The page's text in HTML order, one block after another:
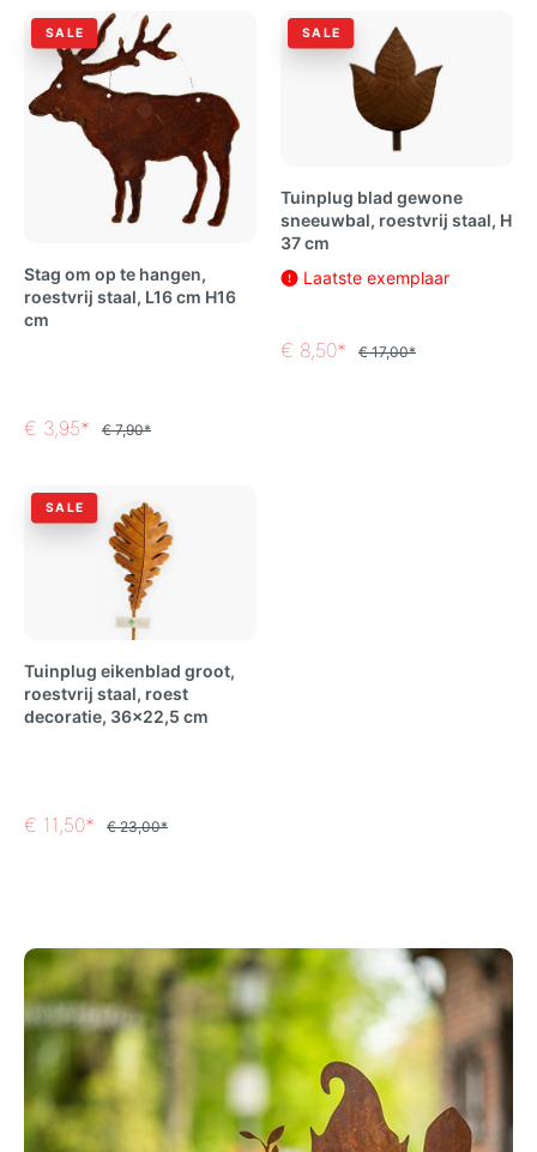
SALE
Stag om op te hangen,
roestvrij staal, L16 cm H16
cm
€ 3,95* € 7,90*
SALE
Tuinplug blad gewone
sneeuwbal, roestvrij staal, H
37 cm
Laatste exemplaar
€ 8,50* € 17,00*
SALE
Tuinplug eikenblad groot,
roestvrij staal, roest
decoratie, 36x22,5 cm
€ 11,50* € 23,00*